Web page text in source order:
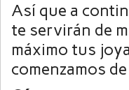
Así que a
te servirán de
máximo tus
comenzamos